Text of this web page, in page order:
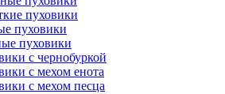
пуховики
пуховики
пуховики
с чернобуркой
с мехом енота
с мехом песца